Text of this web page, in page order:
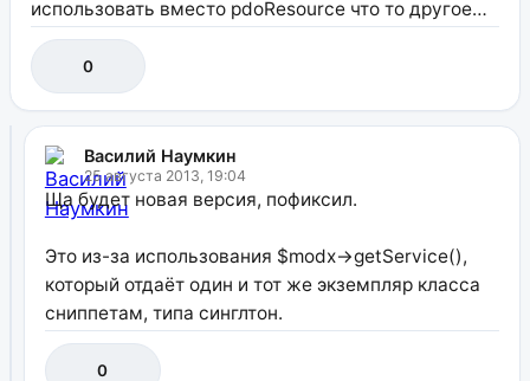
использовать вместо pdoResource что то другое…
0
Василий Наумкин
25 августа 2013, 19:04
Ща будет новая версия, пофиксил.
Это из-за использования $modx->getService(),
который отдаёт один и тот же экземпляр класса
сниппетам, типа синглтон.
0